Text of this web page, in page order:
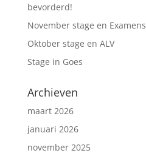
bevorderd!
November stage en Examens
Oktober stage en ALV
Stage in Goes
Archieven
maart 2026
januari 2026
november 2025